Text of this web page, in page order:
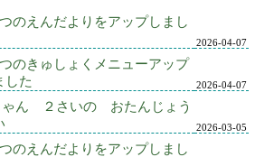
のえんだよりをアップしまし
2026-04-07
のきゅしょくメニューアップ
した
2026-04-07
ゃん ２さいの おたんじょう
2026-03-05
のえんだよりをアップしまし